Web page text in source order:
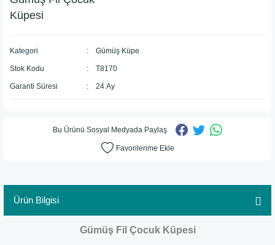
Küpesi
Kategori Gümüş Küpe
Stok Kodu T8170
Garanti Süresi 24 Ay
Bu Ürünü Sosyal Medyada Paylaş
Ürün Bilgisi
Gümüş Fil Çocuk Küpesi